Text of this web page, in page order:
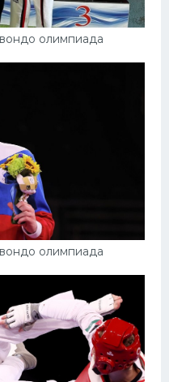
олимпиада
олимпиада